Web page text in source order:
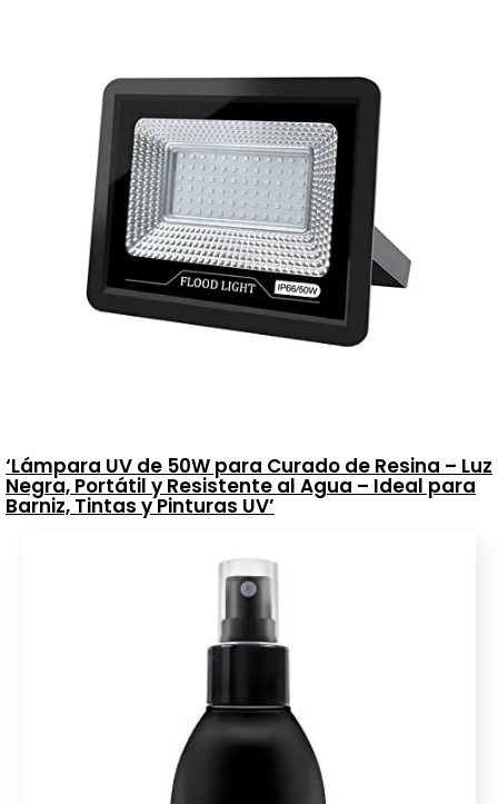
‘Lámpara UV de 50W para Curado de Resina – Luz
Negra, Portátil y Resistente al Agua – Ideal para
Barniz, Tintas y Pinturas UV’